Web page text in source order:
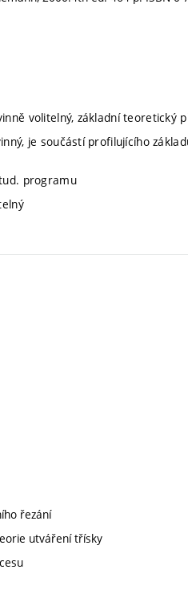
volitelný, základní teoretický
je součástí profilujícího
programu
řezání
utváření třísky